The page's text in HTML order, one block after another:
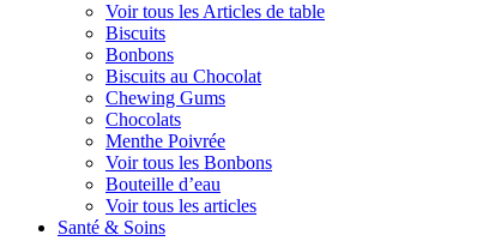
Voir tous les Articles de table
Biscuits
Bonbons
Biscuits au Chocolat
Chewing Gums
Chocolats
Menthe Poivrée
Voir tous les Bonbons
Bouteille d’eau
Voir tous les articles
Santé & Soins